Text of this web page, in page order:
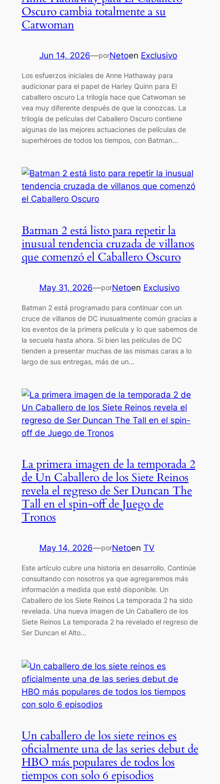
Oscuro cambia totalmente a su
Catwoman
Jun 14, 2026—porNetoen Exclusivo
Los esfuerzos iniciales de Anne Hathaway para
audicionar para el papel de Harley Quinn para El
caballero oscuro La trilogía hace que Catwoman se
vea muy diferente después de que la conozcas. La
trilogía de películas del Caballero Oscuro contiene
algunas de las mejores actuaciones de películas de
superhéroes de todos los tiempos, con Batman…
Batman 2 está listo para repetir la
inusual tendencia cruzada de villanos
que comenzó el Caballero Oscuro
May 31, 2026—porNetoen Exclusivo
Batman 2 está programado para continuar con un
cruce de villanos de DC inusualmente común gracias a
los eventos de la primera película y lo que sabemos de
la secuela hasta ahora. Si bien las películas de DC
tienden a presentar muchas de las mismas caras a lo
largo de sus entregas, más de un…
La primera imagen de la temporada 2
de Un Caballero de los Siete Reinos
revela el regreso de Ser Duncan The
Tall en el spin-off de Juego de
Tronos
May 14, 2026—porNetoen TV
Este artículo cubre una historia en desarrollo. Continúe
consultando con nosotros ya que agregaremos más
información a medida que esté disponible. Un
Caballero de los Siete Reinos La temporada 2 ha sido
revelada. Una nueva imagen de Un Caballero de los
Siete Reinos La temporada 2 ha revelado el regreso de
Ser Duncan el Alto…
Un caballero de los siete reinos es
oficialmente una de las series debut de
HBO más populares de todos los
tiempos con solo 6 episodios